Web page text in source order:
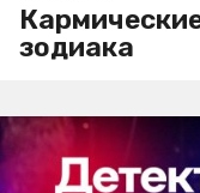
зодиака